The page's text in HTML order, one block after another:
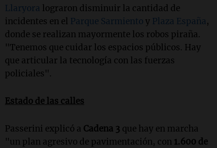
Llaryora lograron disminuir la cantidad de
incidentes en el Parque Sarmiento y Plaza España,
donde se realizan mayormente los robos piraña.
"Tenemos que cuidar los espacios públicos. Hay
que articular la tecnología con las fuerzas
policiales".
Estado de las calles
Passerini explicó a Cadena 3 que hay en marcha
"un plan agresivo de pavimentación, con 1.600 de